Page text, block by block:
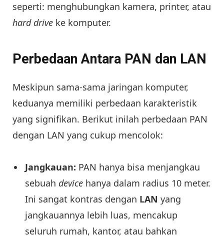
seperti: menghubungkan kamera, printer, atau
hard drive ke komputer.
Perbedaan Antara PAN dan LAN
Meskipun sama-sama jaringan komputer,
keduanya memiliki perbedaan karakteristik
yang signifikan. Berikut inilah perbedaan PAN
dengan LAN yang cukup mencolok:
Jangkauan: PAN hanya bisa menjangkau
sebuah device hanya dalam radius 10 meter.
Ini sangat kontras dengan LAN yang
jangkauannya lebih luas, mencakup
seluruh rumah, kantor, atau bahkan